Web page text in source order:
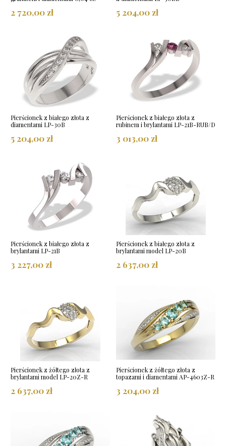
2 720,00 zł 5 204,00 zł
Pierścionek z białego złota z
diamentami LP-30B
5 204,00 zł
Pierścionek z białego złota z
rubinem i brylantami LP-21B-RUB/D
3 013,00 zł
Pierścionek z białego złota z
brylantami LP-21B
3 227,00 zł
Pierścionek z białego złota z
brylantami model LP-20B
2 637,00 zł
Pierścionek z żółtego złota z
brylantami model LP-20Z-R
2 637,00 zł
Pierścionek z żółtego złota z
topazami i diamentami AP-4603Z-R
3 204,00 zł